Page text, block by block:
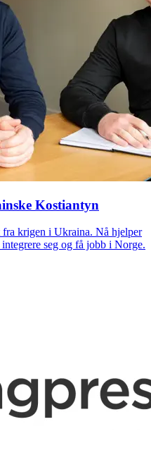
Kostiantyn
krigen i Ukraina. Nå hjelper
seg og få jobb i Norge.